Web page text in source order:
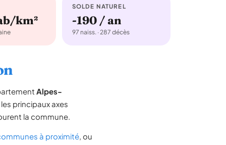
km²
SOLDE NATUREL
-190 / an
97 naiss. · 287 décès
Alpes-
principaux axes
la commune.
à proximité, ou